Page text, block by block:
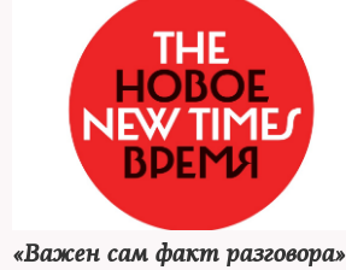
«Важен сам факт разговора»